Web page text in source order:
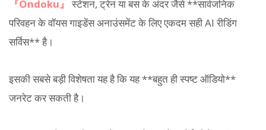
『Ondoku』 स्टेशन, ट्रेन या बस के अंदर जैसे **सार्वजनिक
परिवहन के वॉयस गाइडेंस अनाउंसमेंट के लिए एकदम सही AI रीडिंग
सर्विस** है।
इसकी सबसे बड़ी विशेषता यह है कि यह **बहुत ही स्पष्ट ऑडियो**
जनरेट कर सकती है।